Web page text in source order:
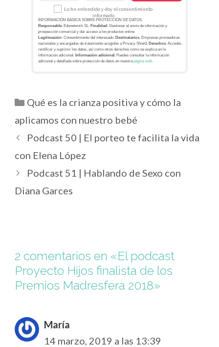
INFORMACIÓN BÁSICA SOBRE PROTECCIÓN DE DATOS.
Responsable: Edunetwork SL. Finalidad : Gestionar el envío de información y
prospección comercial y dar acceso a los productos online
Legitimación: Consentimiento del interesado. Destinatarios: Empresas proveedoras
nacionales y encargados de tratamiento acogidos a Privacy Shield. Derechos: Acceder,
rectificar y suprimir los datos, así como otros derechos como se explica en la
información adicional. Información adicional: Puedes consultar la información
adicional y detallada sobre protección de datos en nuestrapágina web.
Lo he entendido y doy el consentimiento
informado
Qué es la crianza positiva y cómo la
aplicamos con nuestro bebé
Podcast 50 | El porteo te facilita la vida
con Elena López
Podcast 51 | Hablando de Sexo con
Diana Garces
2 comentarios en «El podcast
Proyecto Hijos finalista de los
Premios Madresfera 2018»
María
14 marzo, 2019 a las 13:39